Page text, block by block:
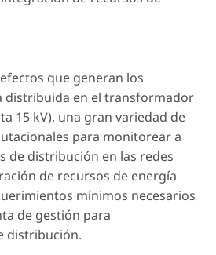
que generan los
distribuida en el transformador
15 kV), una gran variedad de
para monitorear a
de distribución en las redes
de recursos de energía
mínimos necesarios
de gestión para
distribución.